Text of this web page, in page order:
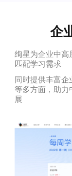
企
绚星为企业中高
匹配学习需求
同时提供丰富企
等多方面，助
展